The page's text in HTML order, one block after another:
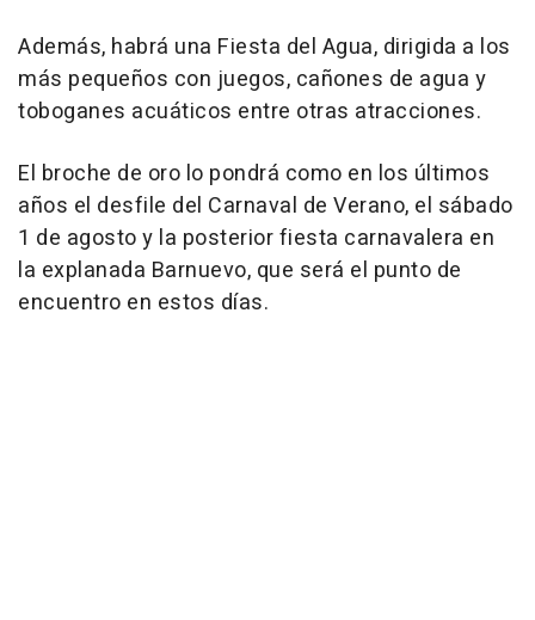
Además, habrá una Fiesta del Agua, dirigida a los
más pequeños con juegos, cañones de agua y
toboganes acuáticos entre otras atracciones.
El broche de oro lo pondrá como en los últimos
años el desfile del Carnaval de Verano, el sábado
1 de agosto y la posterior fiesta carnavalera en
la explanada Barnuevo, que será el punto de
encuentro en estos días.